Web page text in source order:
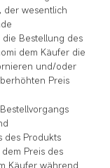
der wesentlich
Bestellung des
dem Käufer die
und/oder
Preis
des Produkts
Preis des
Käufer während